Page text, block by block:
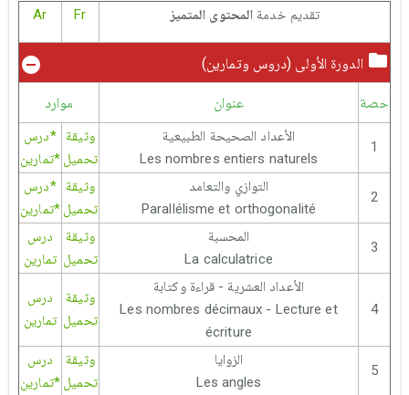
تقديم خدمة المحتوى المتميز Fr
Ar
الدورة الأولى (دروس وتمارين)
حصة عنوان موارد
1
الأعداد الصحيحة الطبيعية
Les nombres entiers naturels
وثيقة
تحميل
*درس
*تمارين
2
التوازي والتعامد
Parallélisme et orthogonalité
وثيقة
تحميل
*درس
*تمارين
3
المحسبة
La calculatrice
وثيقة
تحميل
درس
تمارين
4
الأعداد العشرية - قراءة وكتابة
Les nombres décimaux - Lecture et
écriture
وثيقة
تحميل
درس
تمارين
5
الزوايا
Les angles
وثيقة
تحميل
درس
*تمارين